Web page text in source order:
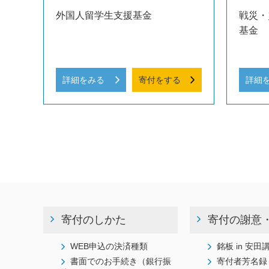
外国人留学生支援基金
詳細をみる 寄付をする
戦災
基金
詳細
寄付のしかた
WEB申込の決済種類
書面でのお手続き（銀行振
寄付の謝意
銘板 in 安田
寄付者芳名録